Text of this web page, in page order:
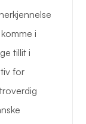
i
tillit i
for